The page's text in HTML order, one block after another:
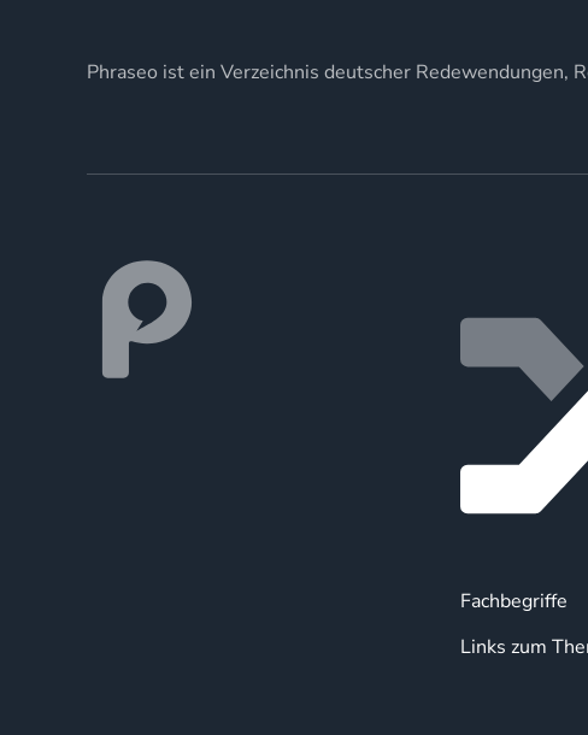
Phraseo ist ein Verzeichnis deutscher Redewendungen,
Fachbegriffe
Links zum